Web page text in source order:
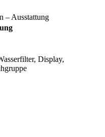
– Ausstattung
Display,